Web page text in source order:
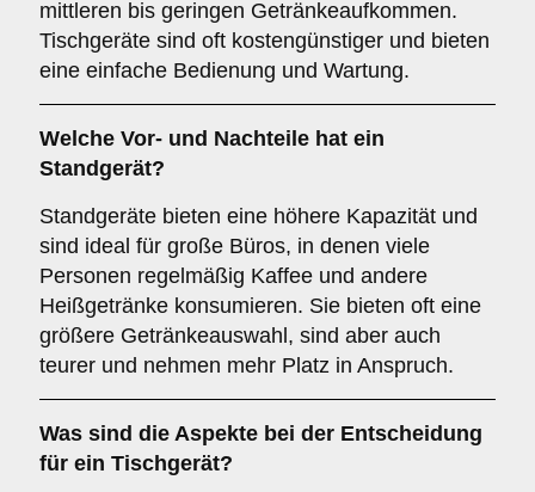
mittleren bis geringen Getränkeaufkommen.
Tischgeräte sind oft kostengünstiger und bieten
eine einfache Bedienung und Wartung.
Welche Vor- und Nachteile hat ein
Standgerät?
Standgeräte bieten eine höhere Kapazität und
sind ideal für große Büros, in denen viele
Personen regelmäßig Kaffee und andere
Heißgetränke konsumieren. Sie bieten oft eine
größere Getränkeauswahl, sind aber auch
teurer und nehmen mehr Platz in Anspruch.
Was sind die Aspekte bei der Entscheidung
für ein Tischgerät?